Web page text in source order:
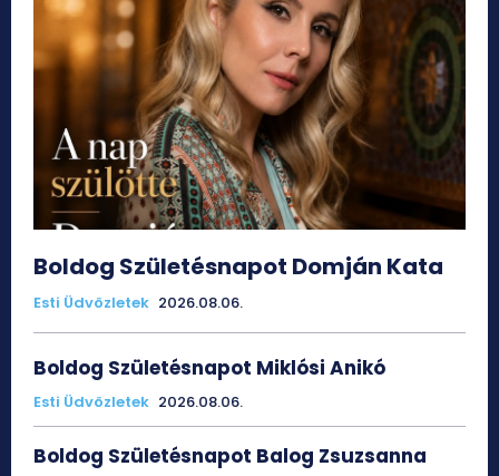
Boldog Születésnapot Domján Kata
Esti Üdvözletek 2026.08.06.
Boldog Születésnapot Miklósi Anikó
Esti Üdvözletek 2026.08.06.
Boldog Születésnapot Balog Zsuzsanna